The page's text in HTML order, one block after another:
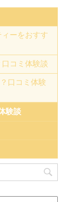
ーをおすす
コミ体験談
口コミ体験
験談